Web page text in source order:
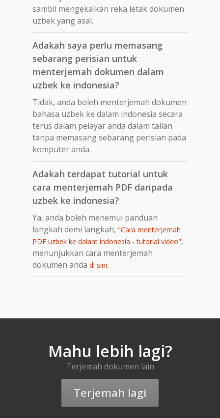
sambil mengekalkan reka letak dokumen
uzbek yang asal.
Adakah saya perlu memasang
sebarang perisian untuk
menterjemah dokumen dalam
uzbek ke indonesia?
Tidak, anda boleh menterjemah dokumen
bahasa uzbek ke dalam indonesia secara
terus dalam pelayar anda dalam talian
tanpa memasang sebarang perisian pada
komputer anda.
Adakah terdapat tutorial untuk
cara menterjemah PDF daripada
uzbek ke indonesia?
Ya, anda boleh menemui panduan
langkah demi langkah, "Cara menterjemah
PDF uzbek ke dalam indonesia - tutorial video",
menunjukkan cara menterjemah
dokumen anda di sini.
Mahu lebih lagi?
Terjemah dokumen lain
Terjemah lagi